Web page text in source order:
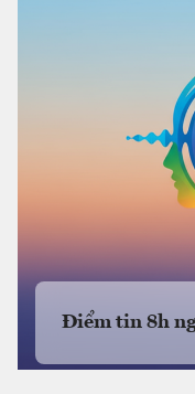
Điểm tin 8h